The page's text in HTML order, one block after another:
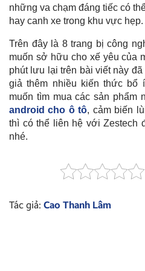
những va chạm đáng tiếc có
hay canh xe trong khu vực hẹp.
Trên đây là 8 trang bị công
muốn sở hữu cho xế yêu của
phút lưu lại trên bài viết này
giả thêm nhiều kiến thức bổ
muốn tìm mua các sản phẩm
android cho ô tô, cảm biến
thì có thể liên hệ với Zestech
nhé.
Tác giả: Cao Thanh Lâm